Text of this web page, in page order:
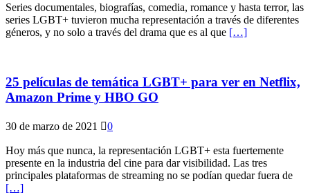
Series documentales, biografías, comedia, romance y hasta terror, las
series LGBT+ tuvieron mucha representación a través de diferentes
géneros, y no solo a través del drama que es al que […]
25 películas de temática LGBT+ para ver en Netflix,
Amazon Prime y HBO GO
30 de marzo de 2021 0
Hoy más que nunca, la representación LGBT+ esta fuertemente
presente en la industria del cine para dar visibilidad. Las tres
principales plataformas de streaming no se podían quedar fuera de
[…]